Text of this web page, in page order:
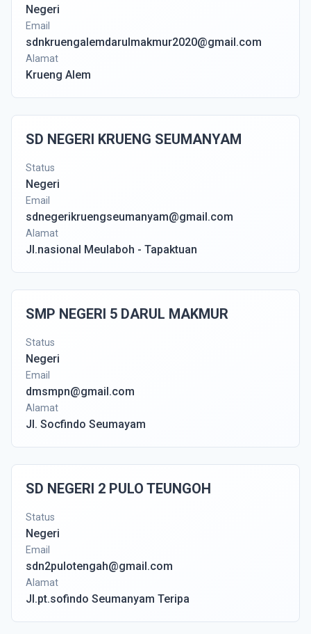
Negeri
Email
sdnkruengalemdarulmakmur2020@gmail.com
Alamat
Krueng Alem
SD NEGERI KRUENG SEUMANYAM
Status
Negeri
Email
sdnegerikruengseumanyam@gmail.com
Alamat
Jl.nasional Meulaboh - Tapaktuan
SMP NEGERI 5 DARUL MAKMUR
Status
Negeri
Email
dmsmpn@gmail.com
Alamat
Jl. Socfindo Seumayam
SD NEGERI 2 PULO TEUNGOH
Status
Negeri
Email
sdn2pulotengah@gmail.com
Alamat
Jl.pt.sofindo Seumanyam Teripa